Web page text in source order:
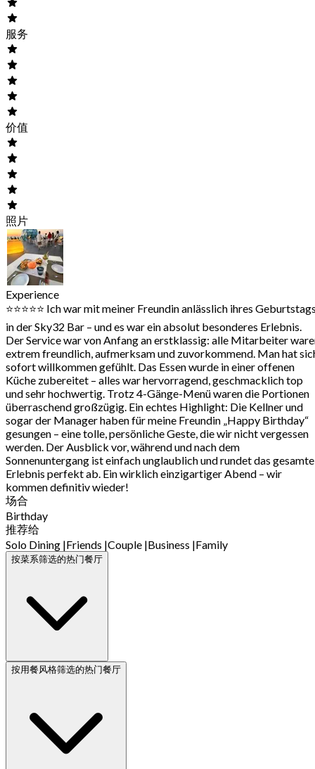
服务
价值
照片
Experience
⭐️⭐️⭐️⭐️⭐️ Ich war mit meiner Freundin anlässlich ihres
in der Sky32 Bar – und es war ein absolut besonderes Erlebnis.
Der Service war von Anfang an erstklassig: alle Mitarbeiter
extrem freundlich, aufmerksam und zuvorkommend. Man hat
sofort willkommen gefühlt. Das Essen wurde in einer offenen
Küche zubereitet – alles war hervorragend, geschmacklich top
und sehr hochwertig. Trotz 4-Gänge-Menü waren die Portionen
überraschend großzügig. Ein echtes Highlight: Die Kellner und
sogar der Manager haben für meine Freundin „Happy Birthday“
gesungen – eine tolle, persönliche Geste, die wir nicht vergessen
werden. Der Ausblick vor, während und nach dem
Sonnenuntergang ist einfach unglaublich und rundet das gesamte
Erlebnis perfekt ab. Ein wirklich einzigartiger Abend – wir
kommen definitiv wieder!
场合
Birthday
推荐给
Solo Dining |Friends |Couple |Business |Family
按菜系筛选的热门餐厅
按用餐风格筛选的热门餐厅